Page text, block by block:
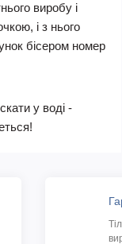
виробу і
і з нього
бісером номер
у воді -